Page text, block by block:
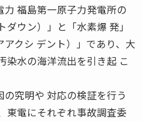
福島第一原子力発電所の
ウン）」と「水素爆 発」
クシ デント）」であり、大
染水の海洋流出を引き起 こ
究明や 対応の検証を行う
東電にそれぞれ事故調査委